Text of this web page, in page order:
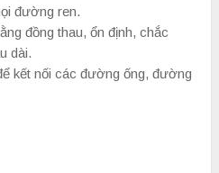
đường ren.
đồng thau, ổn định, chắc
dài.
kết nối các đường ống, đường